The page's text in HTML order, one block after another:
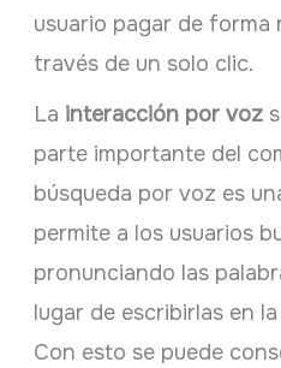
usuario pagar de forma
través de un solo clic.
La interacción por voz
parte importante del
búsqueda por voz es
permite a los usuarios
pronunciando las
lugar de escribirlas en
Con esto se puede